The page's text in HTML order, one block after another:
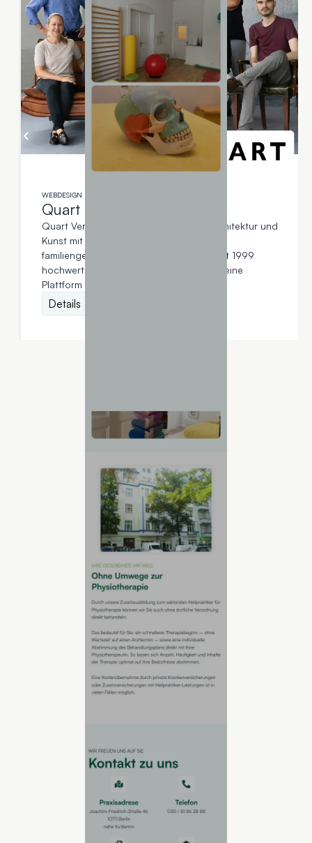
WEBDESIGN
Quart
Quart Verlag GmbH ist ein Verlag für Architektur und
Kunst mit Sitz in Luzern, Schweiz. Das
familiengeführte Unternehmen verlegt seit 1999
hochwertige Bücher, um der Architektur eine
Plattform zu bieten.
Details